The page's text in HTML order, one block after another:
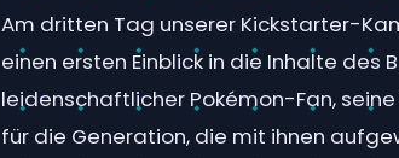
Am dritten Tag unserer Kickstarter-
einen ersten Einblick in die Inhalte des
leidenschaftlicher Pokémon-Fan,
für die Generation, die mit ihnen